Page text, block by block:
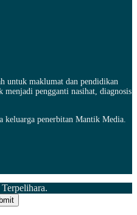
untuk maklumat dan pendidikan
pengganti nasihat, diagnosis
keluarga penerbitan Mantik Media.